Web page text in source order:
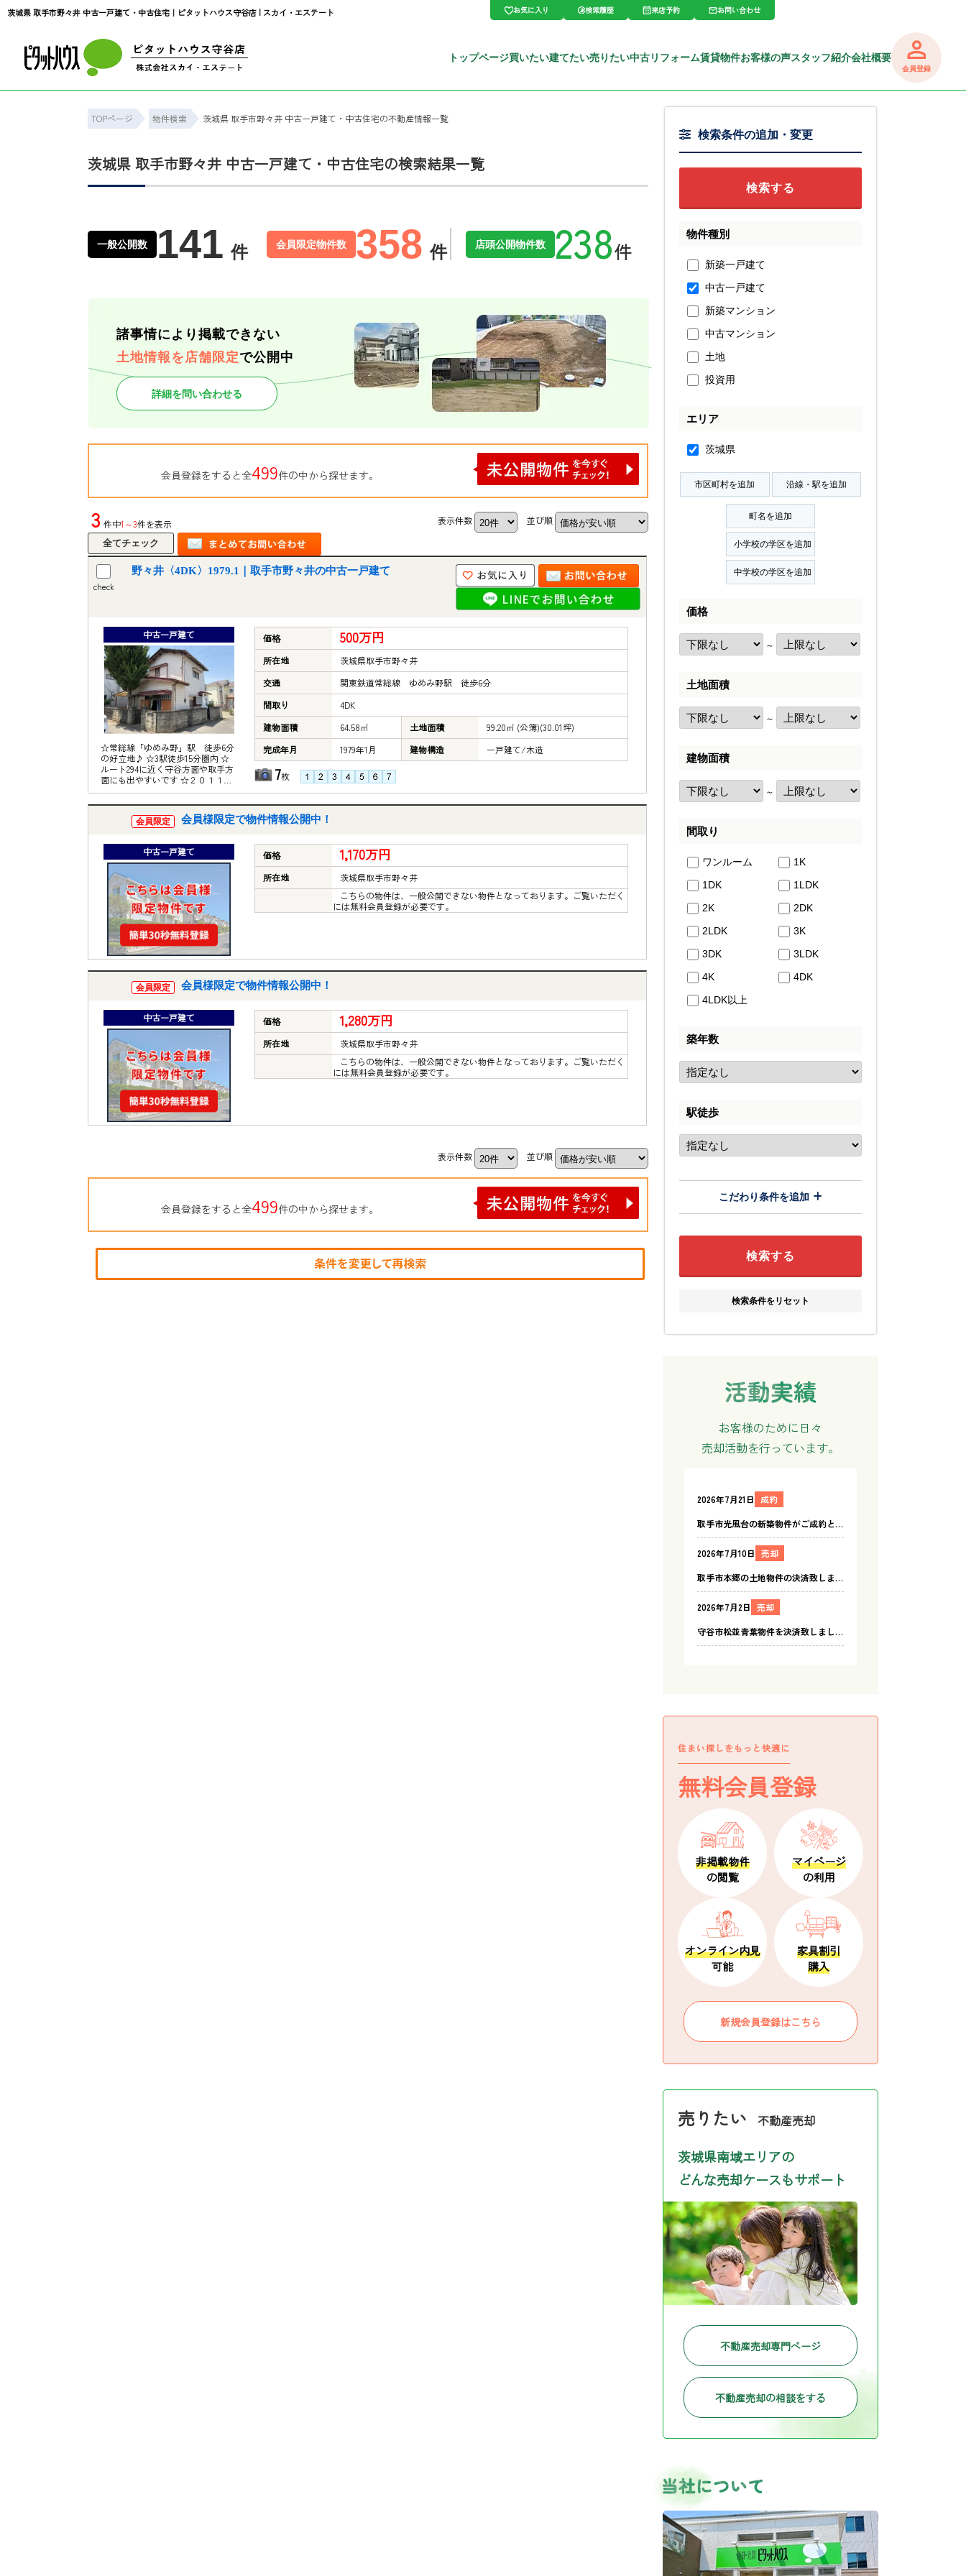
茨城県 取手市野々井 中古一戸建て・中古住宅｜ピタットハウス守谷店 | スカイ・エステート お気に入り 検索履歴 来店予約 お問い合わせ
トップページ買いたい建てたい売りたい中古リフォーム賃貸物件お客様の声スタッフ紹介会社概要
会員登録
TOPページ 物件検索 茨城県 取手市野々井 中古一戸建て・中古住宅の不動産情報一覧
茨城県 取手市野々井 中古一戸建て・中古住宅の検索結果一覧
一般公開数 141 件 会員限定物件数 358 件 店頭公開物件数
諸事情により掲載できない
土地情報を店舗限定で公開中
詳細を問い合わせる
会員登録をすると全499件の中から探せます。
3 件中1～3件を表示 表示件数 並び順
check
野々井〈4DK〉1979.1｜取手市野々井の中古一戸建て
中古一戸建て
☆常総線「ゆめみ野」駅 徒歩6分
の好立地♪ ☆3駅徒歩15分圏内 ☆
ルート294に近く守谷方面や取手方
面にも出やすいです ☆２０１１年
に浴室、トイレ、外壁リフォーム
価格 500万円
所在地
茨城県取手市野々井
交通
関東鉄道常総線 ゆめみ野駅 徒歩6分
間取り
4DK
建物面積
64.58㎡ 土地面積
99.20㎡ (公簿)(30.01坪)
完成年月
1979年1月 建物構造 一戸建て/木造
7枚
会員限定 会員様限定で物件情報公開中！
中古一戸建て 価格 1,170万円
所在地
茨城県取手市野々井
こちらの物件は、一般公開できない物件となっております。ご覧いただく
には無料会員登録が必要です。
会員限定 会員様限定で物件情報公開中！
中古一戸建て 価格 1,280万円
所在地
茨城県取手市野々井
こちらの物件は、一般公開できない物件となっております。ご覧いただく
には無料会員登録が必要です。
表示件数 並び順
会員登録をすると全499件の中から探せます。
検索条件の追加・変更
物件種別
新築一戸建て
中古一戸建て
新築マンション
中古マンション
土地
投資用
エリア
茨城県
価格
～
土地面積
～
建物面積
～
間取り
ワンルーム
1K
1DK
1LDK
2K
2DK
2LDK
3K
3DK
3LDK
4K
4DK
4LDK以上
築年数
駅徒歩
こだわり条件を追加
検索条件をリセット
お客様のために日々
売却活動を行っています。
住まい探しをもっと快適に
無料会員登録
非掲載物件
の閲覧
マイページ
の利用
オンライン内見
可能
家具割引
購入
新規会員登録はこちら
売りたい 不動産売却
茨城県南域エリアの
どんな売却ケースもサポート
不動産売却専門ページ
不動産売却の相談をする